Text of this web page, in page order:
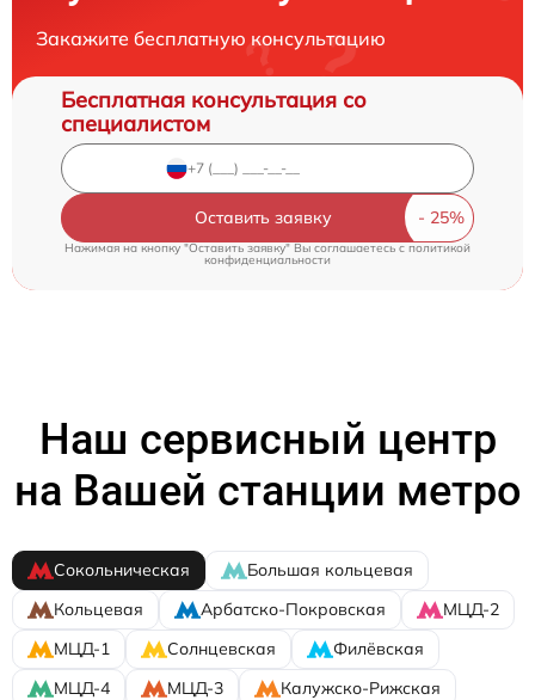
Закажите бесплатную консультацию
Бесплатная консультация со
специалистом
Оставить заявку
Нажимая на кнопку "Оставить заявку" Вы соглашаетесь cполитикой
конфиденциальности
Наш сервисный центр
на Вашей станции метро
Сокольническая
Большая кольцевая
Кольцевая
Арбатско-Покровская
МЦД-2
МЦД-1
Солнцевская
Филёвская
МЦД-4
МЦД-3
Калужско-Рижская